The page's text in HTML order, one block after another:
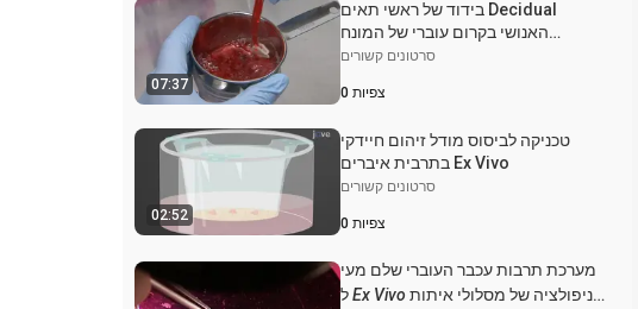
07:37
בידוד של ראשי תאים Decidual
האנושי בקרום עוברי של המונח
Placentae
סרטונים קשורים
0 צפיות
02:52
טכניקה לביסוס מודל זיהום חיידקי
בתרבית איברים Ex Vivo
סרטונים קשורים
0 צפיות
מערכת תרבות עכבר העוברי שלם מעי
לEx Vivo